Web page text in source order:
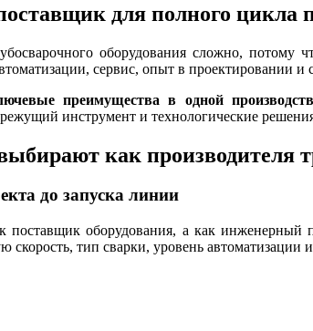
для полного цикла
оборудования сложно, потому
сервис, опыт в проектировании
преимущества в одной
инструмент и технологические
как производителя
до запуска линии
поставщик оборудования, а как
скорость, тип сварки, уровень автоматизации